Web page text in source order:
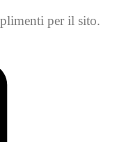
per il sito.